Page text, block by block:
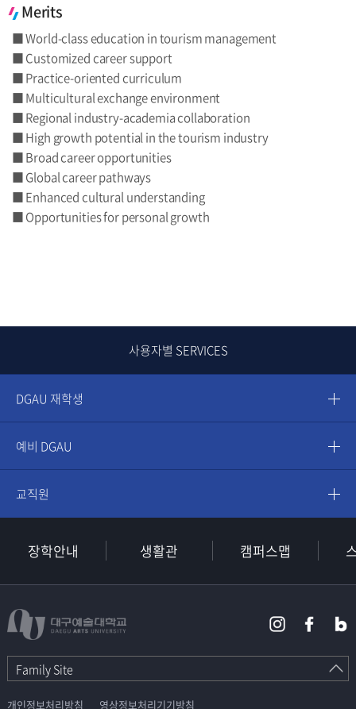
Merits
■ World-class education in tourism management
■ Customized career support
■ Practice-oriented curriculum
■ Multicultural exchange environment
■ Regional industry-academia collaboration
■ High growth potential in the tourism industry
■ Broad career opportunities
■ Global career pathways
■ Enhanced cultural understanding
■ Opportunities for personal growth
사용자별 SERVICES
DGAU 재학생
예비 DGAU
교직원
장학안내 생활관 캠퍼스맵
Family Site
개인정보처리방침 영상정보처리기기방침